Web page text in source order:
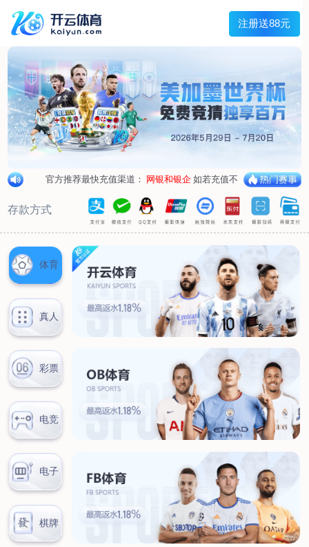
Menu
网站首页
关于我们
产品中心
荣誉资质
厂区设备
人才招聘
新闻中心
销售网点